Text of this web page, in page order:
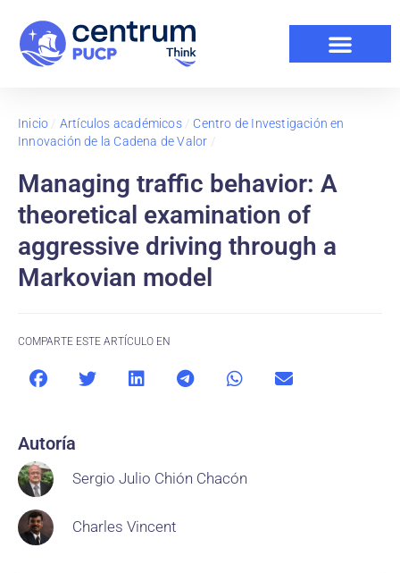
Inicio / Artículos académicos/ Centro de Investigación en
Innovación de la Cadena de Valor /
Managing traffic behavior: A
theoretical examination of
aggressive driving through a
Markovian model
COMPARTE ESTE ARTÍCULO EN
Autoría
Sergio Julio Chión Chacón
Charles Vincent